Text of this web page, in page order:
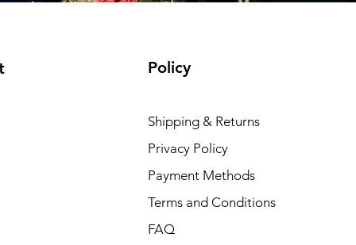
Policy
Shipping & Returns
Privacy Policy
Payment Methods
Terms and Conditions
FAQ